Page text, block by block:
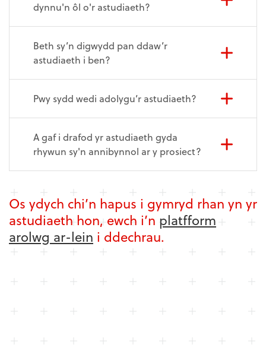
dynnu'n ôl o'r astudiaeth?
Beth sy’n digwydd pan ddaw’r
astudiaeth i ben?
Pwy sydd wedi adolygu’r astudiaeth?
A gaf i drafod yr astudiaeth gyda
rhywun sy'n annibynnol ar y prosiect?
Os ydych chi’n hapus i gymryd rhan yn yr
astudiaeth hon, ewch i’n platfform
arolwg ar-lein i ddechrau.